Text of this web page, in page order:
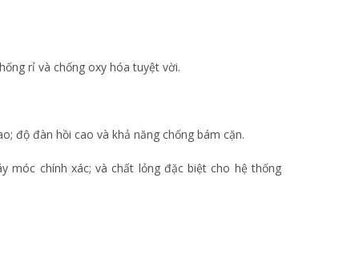
rỉ và chống oxy hóa tuyệt vời.
độ đàn hồi cao và khả năng chống bám cặn.
móc chính xác; và chất lỏng đặc biệt cho hệ thống